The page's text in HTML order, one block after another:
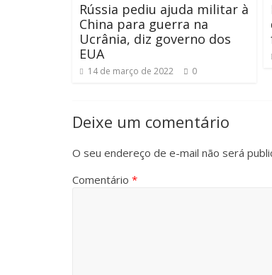
Rússia pediu ajuda militar à
China para guerra na
Ucrânia, diz governo dos
EUA
14 de março de 2022 0
Deixe um comentário
O seu endereço de e-mail não será
Comentário *